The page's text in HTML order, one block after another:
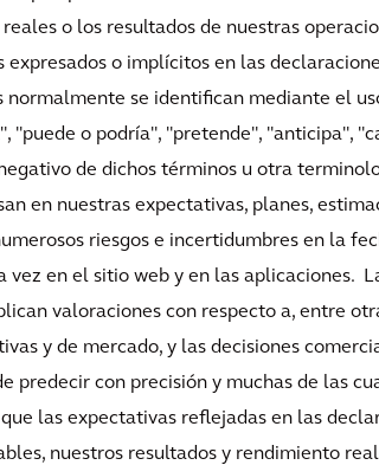
o los resultados de nuestras
o implícitos en las
normalmente se identifican mediante el
"puede o podría", "pretende", "anticipa",
de dichos términos u otra
en nuestras expectativas, planes,
riesgos e incertidumbres en la
en el sitio web y en las aplicaciones.
valoraciones con respecto a, entre
y de mercado, y las decisiones
predecir con precisión y muchas de las
las expectativas reflejadas en las
nuestros resultados y rendimiento